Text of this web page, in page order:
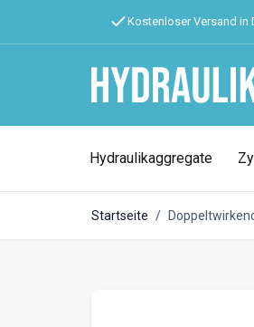
Kostenloser Versand in
Hydraulikaggregate
Startseite /